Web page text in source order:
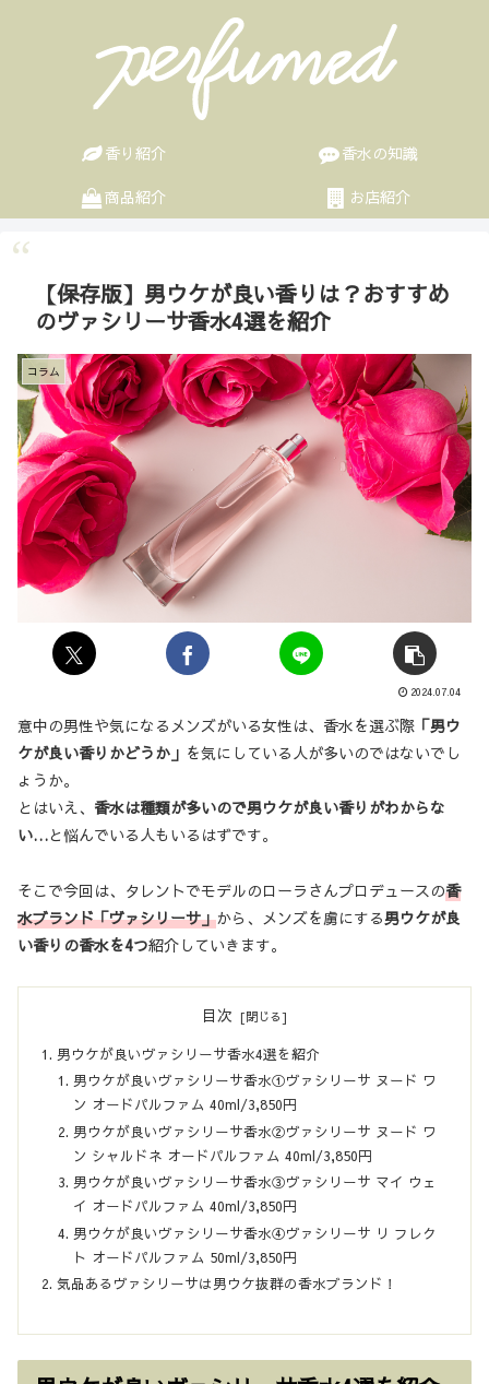
香り紹介
香水の知識
商品紹介
お店紹介
【保存版】男ウケが良い香りは？おすすめ
のヴァシリーサ香水4選を紹介
コラム
2024.07.04
意中の男性や気になるメンズがいる女性は、香水を選ぶ際 「男ウ
ケが良い香りかどうか」 を気にしている人が多いのではないでし
ょうか。
とはいえ、 香水は種類が多いので男ウケが良い香りがわからな
い…と悩んでいる人もいるはずです。
そこで今回は、タレントでモデルのローラさんプロデュースの香
水ブランド「ヴァシリーサ」から、メンズを虜にする男ウケが良
い香りの香水を4つ紹介していきます。
目次
男ウケが良いヴァシリーサ香水4選を紹介
男ウケが良いヴァシリーサ香水①ヴァシリーサ ヌード ワ
ン オードパルファム 40ml/3,850円
男ウケが良いヴァシリーサ香水②ヴァシリーサ ヌード ワ
ン シャルドネ オードパルファム 40ml/3,850円
男ウケが良いヴァシリーサ香水③ヴァシリーサ マイ ウェ
イ オードパルファム 40ml/3,850円
男ウケが良いヴァシリーサ香水④ヴァシリーサ リ フレク
ト オードパルファム 50ml/3,850円
気品あるヴァシリーサは男ウケ抜群の香水ブランド！